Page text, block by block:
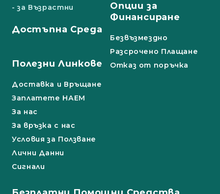
- за Възрастни
Достъпна Среда
Опции за
Финансиране
Безвъзмездно
Разсрочено Плащане
Полезни Линкове
Доставка и Връщане
Заплатете НАЕМ
За нас
За връзка с нас
Условия за Ползване
Лични Данни
Сигнали
Отказ от поръчка